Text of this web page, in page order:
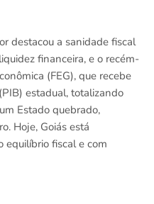
destacou a sanidade fiscal
financeira, e o recém-
(FEG), que recebe
estadual, totalizando
Estado quebrado,
Hoje, Goiás está
fiscal e com